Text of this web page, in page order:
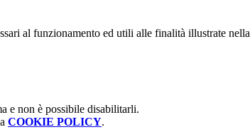
al funzionamento ed utili alle finalità illustrate nella
e non è possibile disabilitarli.
COOKIE POLICY.